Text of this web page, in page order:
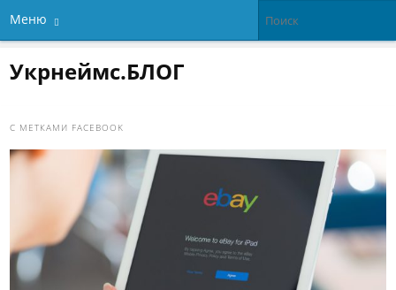
Меню
Укрнеймс.БЛОГ
С МЕТКАМИ FACEBOOK